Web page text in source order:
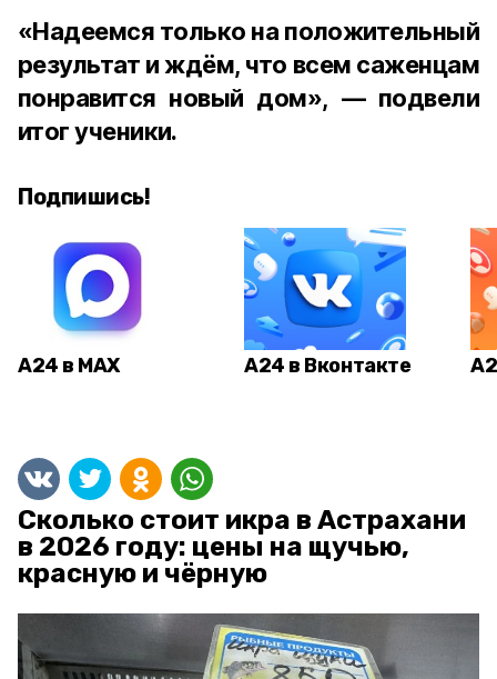
«Надеемся только на положительный
результат и ждём, что всем саженцам
понравится новый дом», — подвели
итог ученики.
Подпишись!
А24 в MAX А24 в Вконтакте
Сколько стоит икра в Астрахани
в 2026 году: цены на щучью,
красную и чёрную